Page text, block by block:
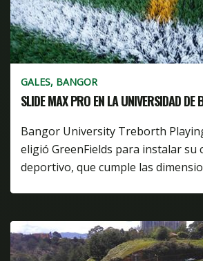
GALES, BANGOR
SLIDE MAX PRO EN LA UNIVERSIDAD DE
Bangor University Treborth
eligió GreenFields para instalar su
deportivo, que cumple las